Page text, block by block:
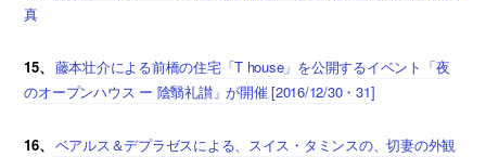
真
15、
藤本壮介による前橋の住宅「T house」を公開するイベント「夜
のオープンハウス ー 陰翳礼讃」が開催 [2016/12/30・31]
16、
ベアルス＆デプラゼスによる、スイス・タミンスの、切妻の外観